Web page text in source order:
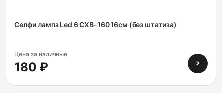
Селфи лампа Led 6 CXB-160 16см (без штатива)
Цена за наличные
180 ₽